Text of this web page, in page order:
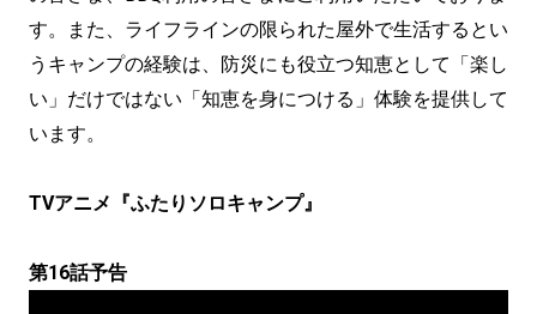
す。また、ライフラインの限られた屋外で生活するとい
うキャンプの経験は、防災にも役立つ知恵として「楽し
い」だけではない「知恵を身につける」体験を提供して
います。
TVアニメ『ふたりソロキャンプ』
第16話予告